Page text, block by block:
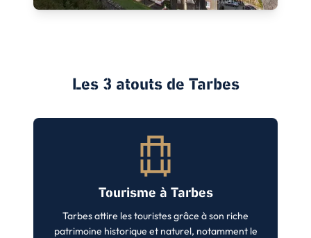
Les 3 atouts de Tarbes
Tourisme à Tarbes
Tarbes attire les touristes grâce à son riche
patrimoine historique et naturel, notamment le